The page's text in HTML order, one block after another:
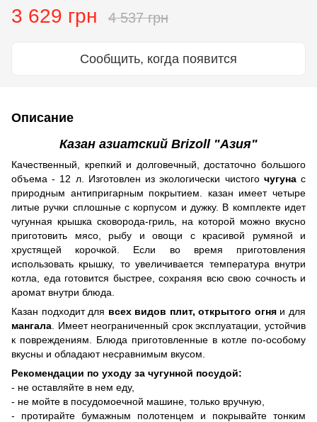
3 629 грн 4 537 грн
Сообщить, когда появится
Описание
Казан азиатский Brizoll "Азия"
Качественный, крепкий и долговечный, достаточно большого
объема - 12 л. Изготовлен из экологически чистого чугунас
природным антипригарным покрытием. казан имеет четыре
литые ручки сплошные с корпусом и дужку. В комплекте идет
чугунная крышка сковорода-гриль, на которой можно вкусно
приготовить мясо, рыбу и овощи с красивой румяной и
хрустящей корочкой. Если во время приготовления
использовать крышку, то увеличивается температура внутри
котла, еда готовится быстрее, сохраняя всю свою сочность и
аромат внутри блюда.
Казан подходит для всех видов плит, открытого огняи для
мангала . Имеет неограниченный срок эксплуатации, устойчив
к повреждениям. Блюда приготовленные в котле по-особому
вкусны и обладают несравнимым вкусом.
Рекомендации по уходу за чугунной посудой:
- не оставляйте в нем еду,
- не мойте в посудомоечной машине, только вручную,
- протирайте бумажным полотенцем и покрывайте тонким